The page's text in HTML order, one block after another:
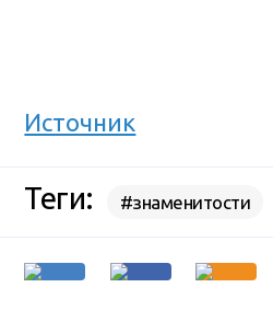
Источник
Теги: #знаменитости